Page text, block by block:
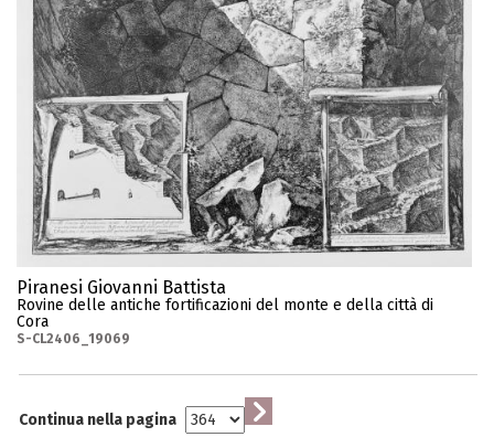
Piranesi Giovanni Battista
Rovine delle antiche fortificazioni del monte e della città di
Cora
S-CL2406_19069
Continua nella pagina